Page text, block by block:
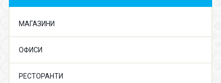
МАГАЗИНИ
ОФИСИ
РЕСТОРАНТИ